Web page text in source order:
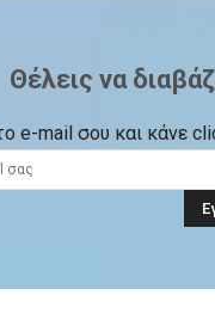
Θέλεις να
e-mail σου και κάνε